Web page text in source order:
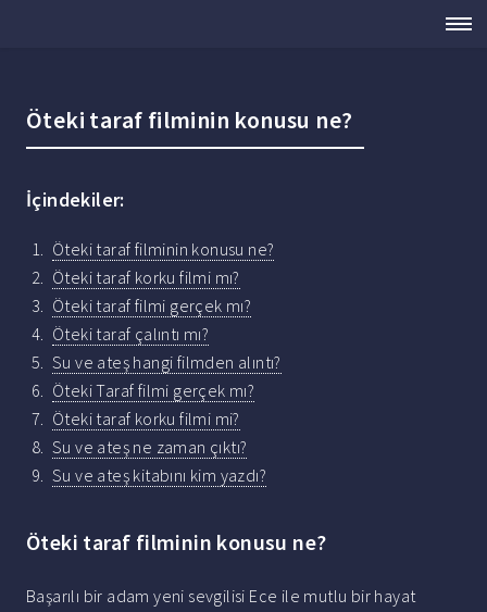
Öteki taraf filminin konusu ne?
İçindekiler:
Öteki taraf filminin konusu ne?
Öteki taraf korku filmi mı?
Öteki taraf filmi gerçek mı?
Öteki taraf çalıntı mı?
Su ve ateş hangi filmden alıntı?
Öteki Taraf filmi gerçek mı?
Öteki taraf korku filmi mi?
Su ve ateş ne zaman çıktı?
Su ve ateş kitabını kim yazdı?
Öteki taraf filminin konusu ne?
Başarılı bir adam yeni sevgilisi Ece ile mutlu bir hayat